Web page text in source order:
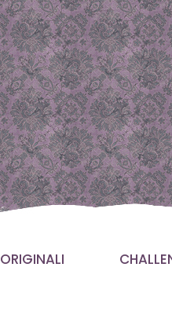
ORIGINALI